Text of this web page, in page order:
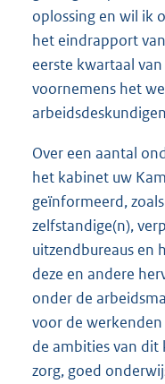
oplossing en wil ik
het eindrapport
eerste kwartaal
voornemens het
arbeidsdeskundigen
Over een aantal
het kabinet uw
geïnformeerd,
zelfstandige(n),
uitzendbureaus en
deze en andere
onder de
voor de
de ambities van
zorg, goed